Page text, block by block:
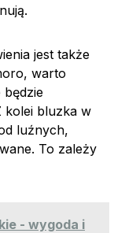
jest także
warto
kolei bluzka w
luźnych,
To zależy
- wygoda i